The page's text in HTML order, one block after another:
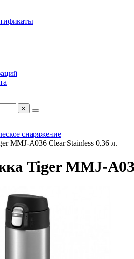
×
снаряжение
MMJ-A036 Clear Stainless 0,36 л.
Tiger MMJ-